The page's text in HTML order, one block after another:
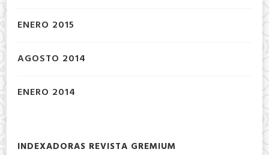
ENERO 2015
AGOSTO 2014
ENERO 2014
INDEXADORAS REVISTA GREMIUM